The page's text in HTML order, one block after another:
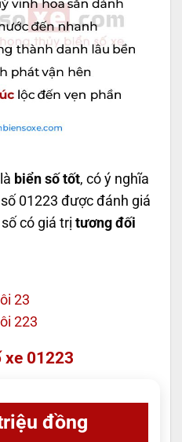
biển số tốt, có ý nghĩa
01223 được đánh giá
có giá trị tương đối
23
223
01223
đồng